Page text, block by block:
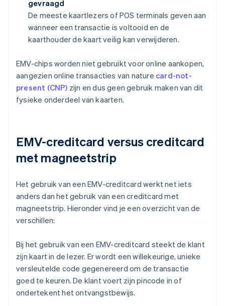
gevraagd
De meeste kaartlezers of POS terminals geven aan
wanneer een transactie is voltooid en de
kaarthouder de kaart veilig kan verwijderen.
EMV-chips worden niet gebruikt voor online aankopen,
aangezien online transacties van nature card-not-
present (CNP) zijn en dus geen gebruik maken van dit
fysieke onderdeel van kaarten.
EMV-creditcard versus creditcard
met magneetstrip
Het gebruik van een EMV-creditcard werkt net iets
anders dan het gebruik van een creditcard met
magneetstrip. Hieronder vind je een overzicht van de
verschillen:
Bij het gebruik van een EMV-creditcard steekt de klant
zijn kaart in de lezer. Er wordt een willekeurige, unieke
versleutelde code gegenereerd om de transactie
goed te keuren. De klant voert zijn pincode in of
ondertekent het ontvangstbewijs.